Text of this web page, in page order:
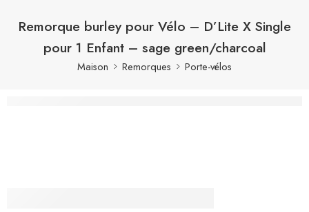
Remorque burley pour Vélo – D’Lite X Single
pour 1 Enfant – sage green/charcoal
Maison Remorques Porte-vélos